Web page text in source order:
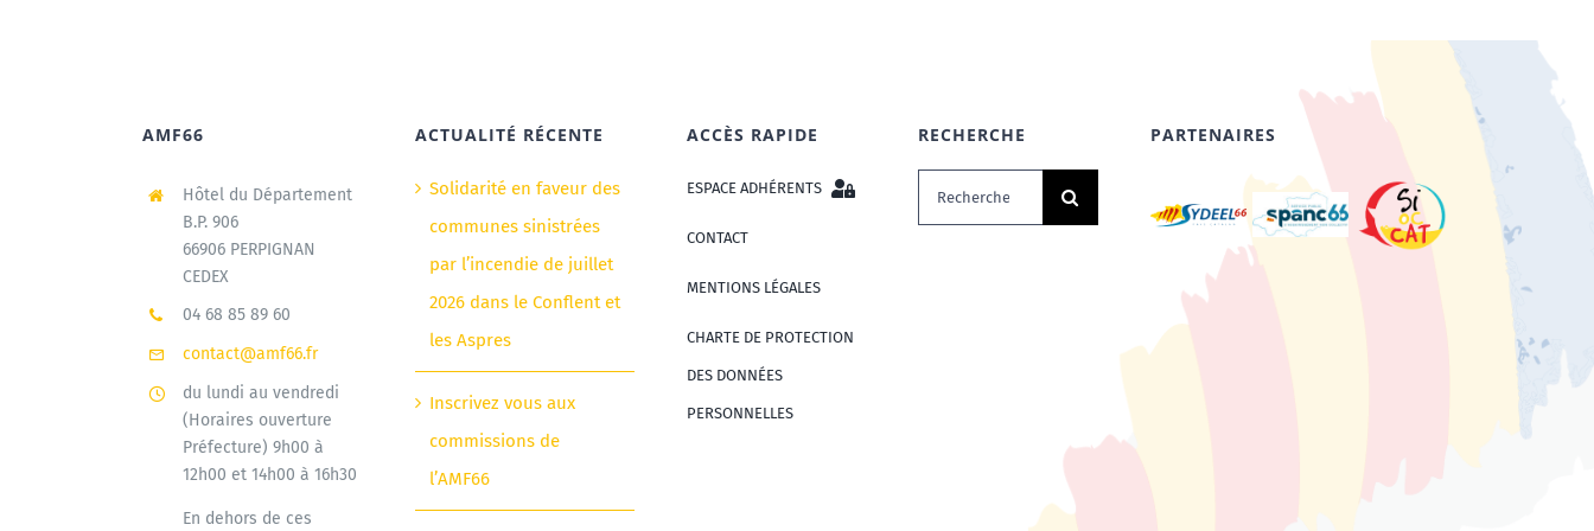
AMF66
Hôtel du Département
B.P. 906
66906 PERPIGNAN
CEDEX
04 68 85 89 60
contact@amf66.fr
du lundi au vendredi
(Horaires ouverture
Préfecture) 9h00 à
12h00 et 14h00 à 16h30
En dehors de ces
ACTUALITÉ RÉCENTE
Solidarité en faveur des
communes sinistrées
par l’incendie de juillet
2026 dans le Conflent et
les Aspres
Inscrivez vous aux
commissions de
l’AMF66
ACCÈS RAPIDE
ESPACE ADHÉRENTS
CONTACT
MENTIONS LÉGALES
CHARTE DE PROTECTION
DES DONNÉES
PERSONNELLES
RECHERCHE
Rechercher:
PARTENAIRES